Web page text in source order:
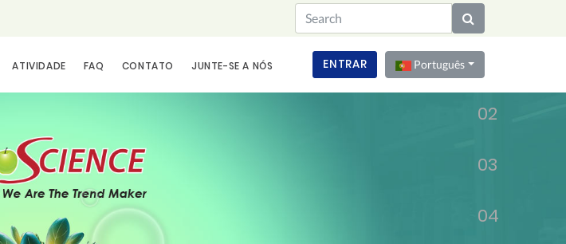
ATIVIDADE FAQ CONTATO JUNTE-SE A NÓS ENTRAR Português
03
04